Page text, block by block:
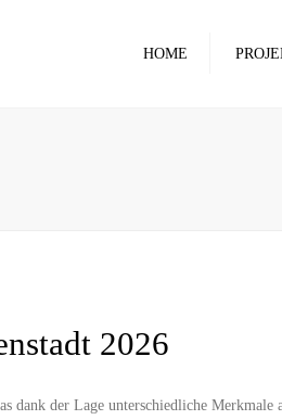
HOME
2026
dank der Lage unterschiedliche Merkmale